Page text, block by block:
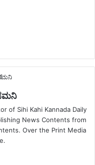
of Sihi Kahi Kannada Daily
News Contents from
Over the Print Media